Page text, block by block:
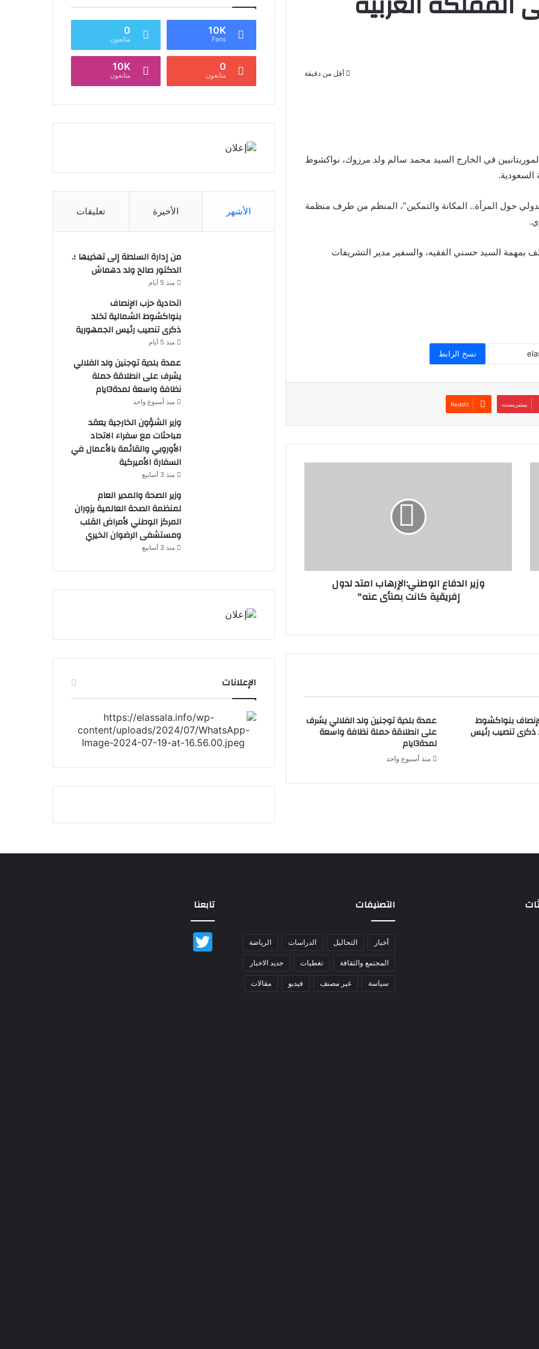
أقل من دقيقة
في الخارج السيد محمد سالم ولد مرزوك، نواكشوط
السعودية.
حول المرأة.. المكانة والتمكين”، المنظم من طرف منظمة
بمهمة السيد حسني الفقيه، والسفير مدير التشريفات
نسخ الرابط
بينتيريست
وزير الدفاع الوطني:الإرهاب امتد لدول
إفريقية كانت بمنأى عنه"
بنواكشوط
ذكرى تنصيب رئيس
عمدة بلدية توجنين ولد الفلالي يشرف
على انطلاقة حملة نظافة واسعة
لمدة3ايام
منذ أسبوع واحد
10K
Fans
0
متابعون
0
متابعون
10K
متابعون
الأشهر الأخيرة تعليقات
من إدارة السلطة إلى تهذيبها ؛.
الدكتور صالح ولد دهماش
منذ 5 أيام
اتحادية حزب الإنصاف
بنواكشوط الشمالية تخلد
ذكرى تنصيب رئيس الجمهورية
منذ 5 أيام
عمدة بلدية توجنين ولد الفلالي
يشرف على انطلاقة حملة
نظافة واسعة لمدة3ايام
منذ أسبوع واحد
وزير الشؤون الخارجية يعقد
مباحثات مع سفراء الاتحاد
الأوروبي والقائمة بالأعمال في
السفارة الأميركية
منذ 3 أسابيع
وزير الصحة والمدير العام
لمنظمة الصحة العالمية يزوران
المركز الوطني لأمراض القلب
ومستشفى الرضوان الخيري
منذ 3 أسابيع
الإعلانات
التصنيفات
أخبار التحاليل الدراسات الرياضة
المجتمع والثقافة تغطيات جديد الاخبار
سياسة غير مصنف فيديو مقالات
تابعنا